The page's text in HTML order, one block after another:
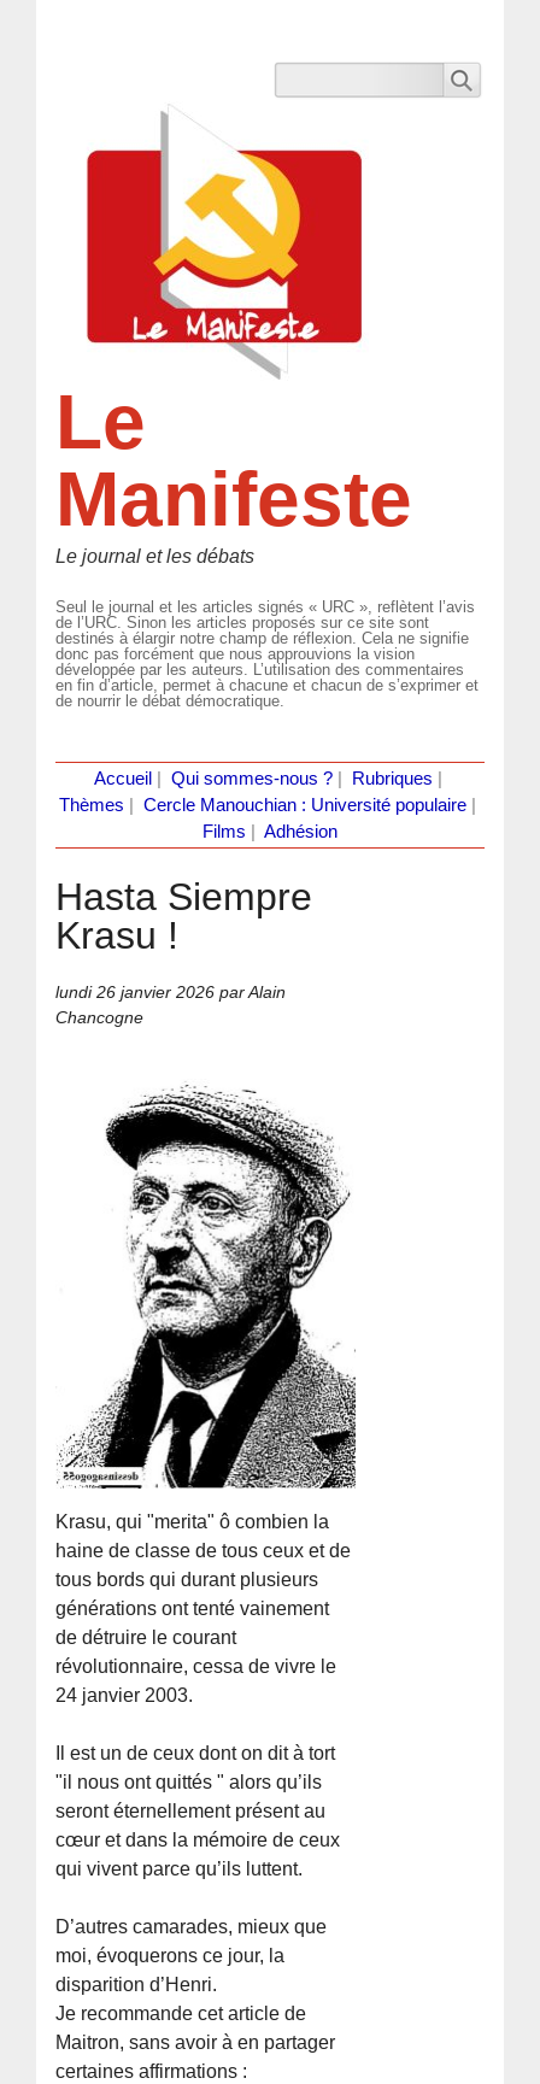
Le
Manifeste
Le journal et les débats
Seul le journal et les articles signés « URC », reflètent l’avis
de l’URC. Sinon les articles proposés sur ce site sont
destinés à élargir notre champ de réflexion. Cela ne signifie
donc pas forcément que nous approuvions la vision
développée par les auteurs. L’utilisation des commentaires
en fin d’article, permet à chacune et chacun de s’exprimer et
de nourrir le débat démocratique.
Accueil Qui sommes-nous ?| Rubriques
Thèmes
Cercle Manouchian : Université populaire
Films
Adhésion
Hasta Siempre
Krasu !
lundi 26 janvier 2026 par Alain
Chancogne
Krasu, qui "merita" ô combien la
haine de classe de tous ceux et de
tous bords qui durant plusieurs
générations ont tenté vainement
de détruire le courant
révolutionnaire, cessa de vivre le
24 janvier 2003.
Il est un de ceux dont on dit à tort
"il nous ont quittés " alors qu’ils
seront éternellement présent au
cœur et dans la mémoire de ceux
qui vivent parce qu’ils luttent.
D’autres camarades, mieux que
moi, évoquerons ce jour, la
disparition d’Henri.
Je recommande cet article de
Maitron, sans avoir à en partager
certaines affirmations :